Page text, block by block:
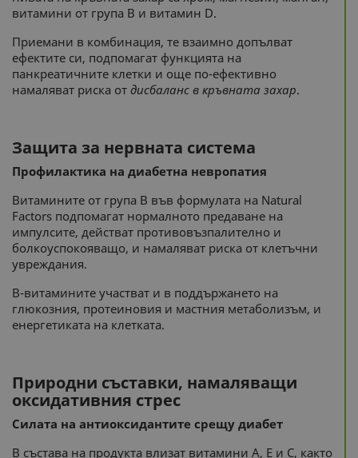
витамини от група В и витамин D.
Приемани в комбинация, те взаимно допълват
ефектите си, подпомагат функцията на
панкреатичните клетки и още по-ефективно
намаляват риска от дисбаланс в кръвната захар.
Защита за нервната система
Профилактика на диабетна невропатия
Витамините от група В във формулата на Natural
Factors подпомагат нормалното предаване на
импулсите, действат противовъзпалително и
болкоуспокояващо, и намаляват риска от клетъчни
увреждания.
В-витамините участват и в поддържането на
глюкозния, протеиновия и мастния метаболизъм, и
енергетиката на клетката.
Природни съставки, намаляващи
оксидативния стрес
Силата на антиоксидантите срещу диабет
В състава на продукта влизат витамини А, Е и С, както